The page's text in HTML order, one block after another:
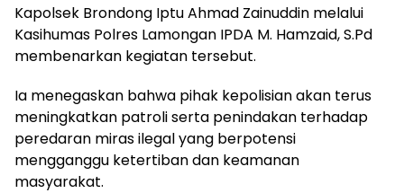
Kapolsek Brondong Iptu Ahmad Zainuddin melalui
Kasihumas Polres Lamongan IPDA M. Hamzaid, S.Pd
membenarkan kegiatan tersebut.
Ia menegaskan bahwa pihak kepolisian akan terus
meningkatkan patroli serta penindakan terhadap
peredaran miras ilegal yang berpotensi
mengganggu ketertiban dan keamanan
masyarakat.